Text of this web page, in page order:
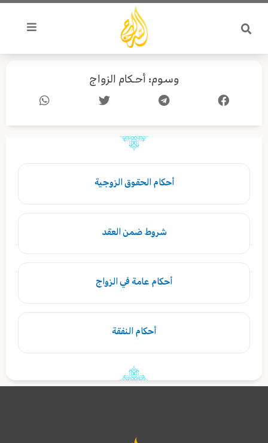
تخطي
المحتوى
وسوم: أحـكام الزواج
أحكام الحقوق الزوجية
شروط ضمن العقد
أحكام عامة في الزواج
أحكام النفقة